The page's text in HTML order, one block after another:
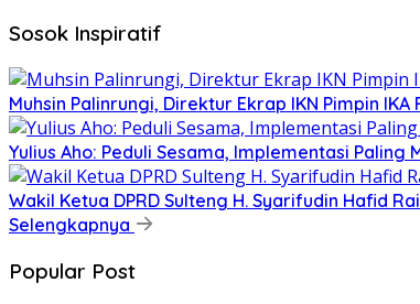
Sosok Inspiratif
Muhsin Palinrungi, Direktur Ekrap IKN Pimpin IKA
Yulius Aho: Peduli Sesama, Implementasi Paling
Wakil Ketua DPRD Sulteng H. Syarifudin Hafid
Selengkapnya
Popular Post